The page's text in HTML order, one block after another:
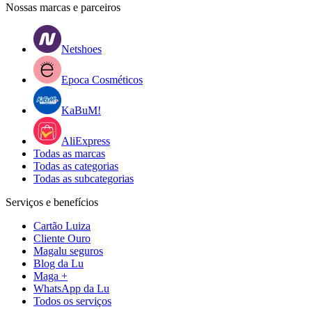
Nossas marcas e parceiros
Netshoes
Epoca Cosméticos
KaBuM!
AliExpress
Todas as marcas
Todas as categorias
Todas as subcategorias
Serviços e benefícios
Cartão Luiza
Cliente Ouro
Magalu seguros
Blog da Lu
Maga +
WhatsApp da Lu
Todos os serviços